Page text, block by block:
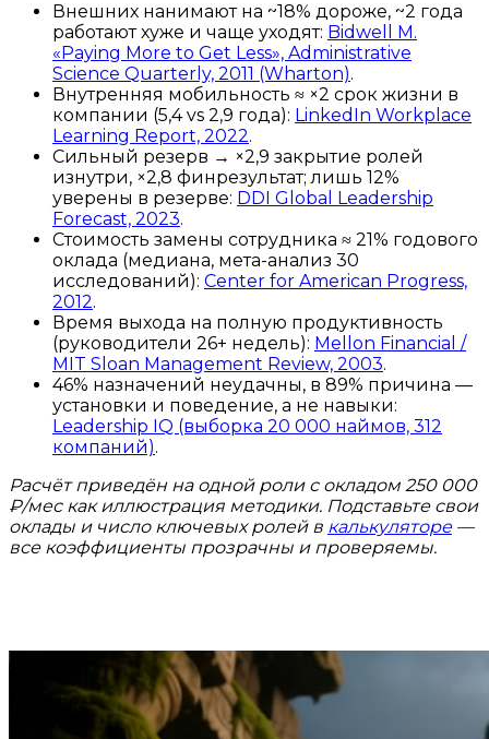
Внешних нанимают на ~18% дороже, ~2 года
работают хуже и чаще уходят: Bidwell M.
«Paying More to Get Less», Administrative
Science Quarterly, 2011 (Wharton).
Внутренняя мобильность ≈ ×2 срок жизни в
компании (5,4 vs 2,9 года): LinkedIn Workplace
Learning Report, 2022.
Сильный резерв → ×2,9 закрытие ролей
изнутри, ×2,8 финрезультат; лишь 12%
уверены в резерве: DDI Global Leadership
Forecast, 2023.
Стоимость замены сотрудника ≈ 21% годового
оклада (медиана, мета-анализ 30
исследований): Center for American Progress,
2012.
Время выхода на полную продуктивность
(руководители 26+ недель): Mellon Financial /
MIT Sloan Management Review, 2003.
46% назначений неудачны, в 89% причина —
установки и поведение, а не навыки:
Leadership IQ (выборка 20 000 наймов, 312
компаний).
Расчёт приведён на одной роли с окладом 250 000
₽/мес как иллюстрация методики. Подставьте свои
оклады и число ключевых ролей в калькуляторе—
все коэффициенты прозрачны и проверяемы.